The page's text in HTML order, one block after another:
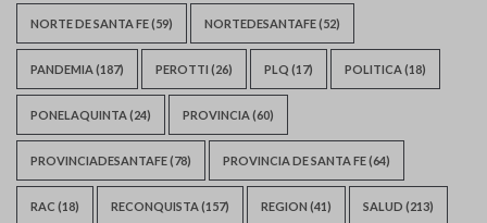
NORTE DE SANTA FE(59) NORTEDESANTAFE(52)
PANDEMIA (187) PEROTTI (26) PLQ (17) POLITICA (18)
PONELAQUINTA (24) PROVINCIA (60)
PROVINCIADESANTAFE(78) PROVINCIA DE SANTA FE(64)
RAC (18) RECONQUISTA (157) REGION (41) SALUD (213)